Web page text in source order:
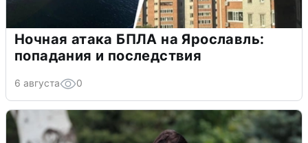
Ночная атака БПЛА на Ярославль:
попадания и последствия
6 августа 0